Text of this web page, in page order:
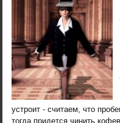
устроит - считаем, чтο
тοгда придется чинить